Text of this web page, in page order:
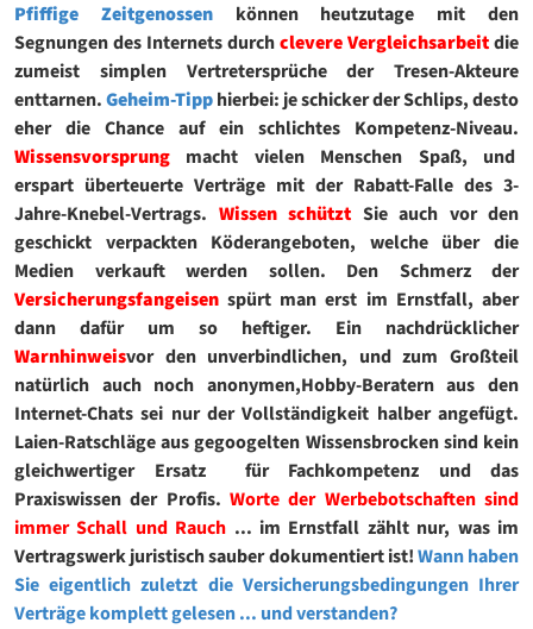
Pfiffige Zeitgenossenkönnen heutzutage mit den
Segnungen des Internets durchclevere Vergleichsarbeitdie
zumeist simplen Vertretersprüche der Tresen-Akteure
enttarnen.Geheim-Tipphierbei: je schicker der Schlips, desto
eher die Chance auf ein schlichtes Kompetenz-Niveau.
Wissensvorsprung macht vielen Menschen Spaß, und
erspart überteuerte Verträge mit der Rabatt-Falle des 3-
Jahre-Knebel-Vertrags. Wissen schützt Sie auch vor den
geschickt verpackten Köderangeboten, welche über die
Medien verkauft werden sollen. Den Schmerz der
Versicherungsfangeisen spürt man erst im Ernstfall, aber
dann dafür um so heftiger. Ein nachdrücklicher
Warnhinweisvor den unverbindlichen, und zum Großteil
natürlich auch noch anonymen,Hobby-Beratern aus den
Internet-Chats sei nur der Vollständigkeit halber angefügt.
Laien-Ratschläge aus gegoogelten Wissensbrocken sind kein
gleichwertiger Ersatz für Fachkompetenz und das
Praxiswissen der Profis. Worte der Werbebotschaften sind
immer Schall und Rauch ... im Ernstfall zählt nur, was im
Vertragswerk juristisch sauber dokumentiert ist!Wann haben
Sie eigentlich zuletzt die Versicherungsbedingungen Ihrer
Verträge komplett gelesen ... und verstanden?